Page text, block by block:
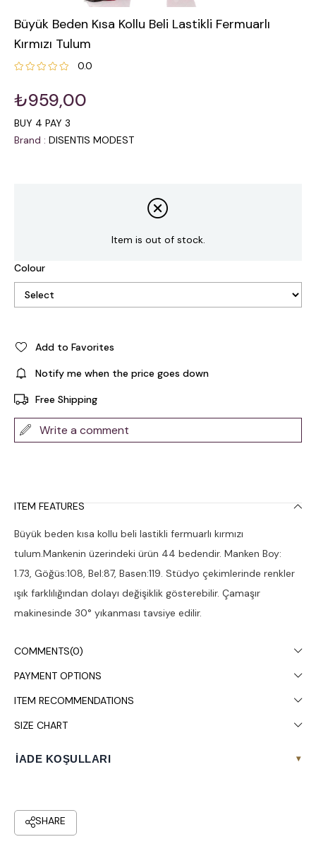
Büyük Beden Kısa Kollu Beli Lastikli Fermuarlı
Kırmızı Tulum
0.0
₺959,00
BUY 4 PAY 3
Brand : DISENTIS MODEST
Item is out of stock.
Colour
Add to Favorites
Notify me when the price goes down
Free Shipping
Write a comment
ITEM FEATURES
Büyük beden kısa kollu beli lastikli fermuarlı kırmızı
tulum.Mankenin üzerindeki ürün 44 bedendir. Manken Boy:
1.73, Göğüs:108, Bel:87, Basen:119. Stüdyo çekimlerinde renkler
ışık farklılığından dolayı değişiklik gösterebilir. Çamaşır
makinesinde 30° yıkanması tavsiye edilir.
COMMENTS(0)
PAYMENT OPTIONS
ITEM RECOMMENDATIONS
SIZE CHART
İADE KOŞULLARI ▾